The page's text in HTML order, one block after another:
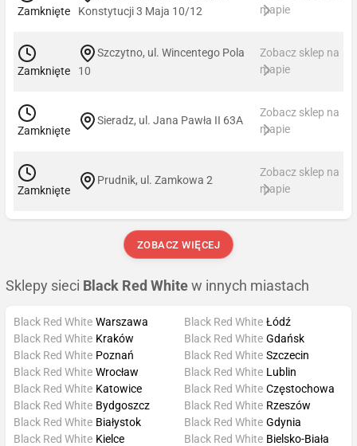
Zamknięte
Konstytucji 3 Maja 10/12
mapie
Zamknięte
Szczytno, ul. Wincentego Pola
10
Zobacz sklep na
mapie
Zamknięte
Sieradz, ul. Jana Pawła II 63A
Zobacz sklep na
mapie
Zamknięte
Prudnik, ul. Zamkowa 2
Zobacz sklep na
mapie
ZOBACZ WIĘCEJ
Sklepy sieci Black Red White w innych miastach
Black Red White Warszawa
Black Red White Kraków
Black Red White Poznań
Black Red White Wrocław
Black Red White Łódź
Black Red White Gdańsk
Black Red White Szczecin
Black Red White Lublin
Black Red White Katowice
Black Red White Bydgoszcz
Black Red White Białystok
Black Red White Kielce
Black Red White Częstochowa
Black Red White Rzeszów
Black Red White Gdynia
Black Red White Bielsko-Biała